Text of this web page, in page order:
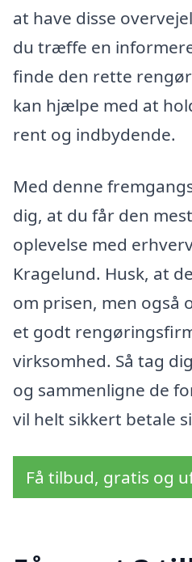
at have disse
du træffe en
finde den rette
kan hjælpe med at
rent og indbydende.
Med denne
dig, at du får den
oplevelse med
Kragelund. Husk, at
om prisen, men også
et godt
virksomhed. Så tag
og sammenligne de
vil helt sikkert betale
Få tilbud, gratis og